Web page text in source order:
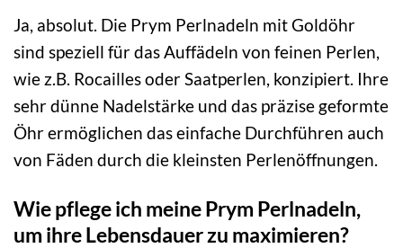
Ja, absolut. Die Prym Perlnadeln mit Goldöhr
sind speziell für das Auffädeln von feinen Perlen,
wie z.B. Rocailles oder Saatperlen, konzipiert. Ihre
sehr dünne Nadelstärke und das präzise geformte
Öhr ermöglichen das einfache Durchführen auch
von Fäden durch die kleinsten Perlenöffnungen.
Wie pflege ich meine Prym Perlnadeln,
um ihre Lebensdauer zu maximieren?